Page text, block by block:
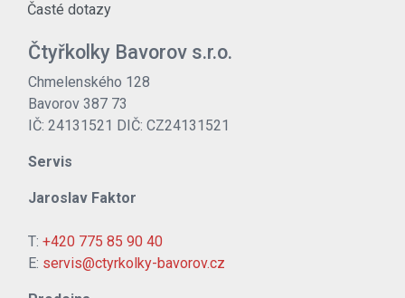
Časté dotazy
Čtyřkolky Bavorov s.r.o.
Chmelenského 128
Bavorov 387 73
IČ: 24131521 DIČ: CZ24131521
Servis
Jaroslav Faktor
T: +420 775 85 90 40
E: servis@ctyrkolky-bavorov.cz